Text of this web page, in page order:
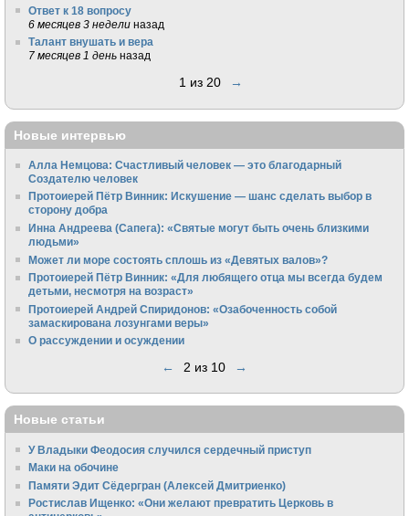
Ответ к 18 вопросу
6 месяцев 3 недели назад
Талант внушать и вера
7 месяцев 1 день назад
1 из 20 →
Новые интервью
Алла Немцова: Счастливый человек — это благодарный
Создателю человек
Протоиерей Пётр Винник: Искушение — шанс сделать выбор в
сторону добра
Инна Андреева (Сапега): «Святые могут быть очень близкими
людьми»
Может ли море состоять сплошь из «Девятых валов»?
Протоиерей Пётр Винник: «Для любящего отца мы всегда будем
детьми, несмотря на возраст»
Протоиерей Андрей Спиридонов: «Озабоченность собой
замаскирована лозунгами веры»
О рассуждении и осуждении
← 2 из 10 →
Новые статьи
У Владыки Феодосия случился сердечный приступ
Маки на обочине
Памяти Эдит Сёдергран (Алексей Дмитриенко)
Ростислав Ищенко: «Они желают превратить Церковь в